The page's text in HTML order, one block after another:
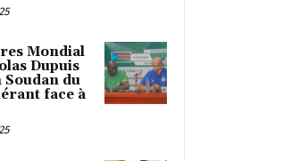
Mondial
Dupuis
du
face à